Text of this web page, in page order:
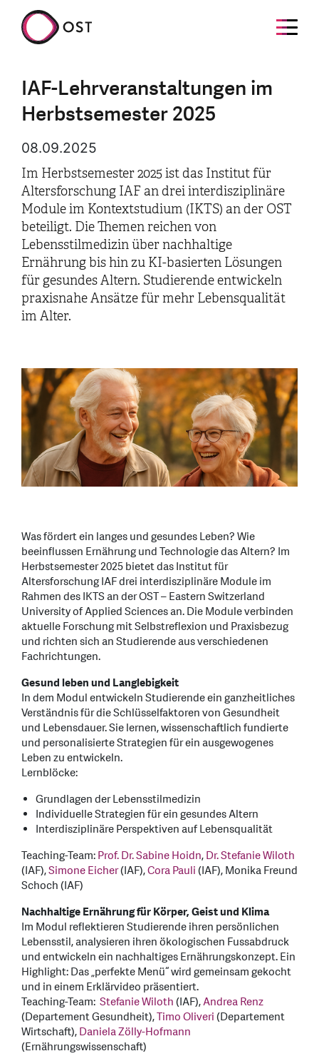
IAF-Lehrveranstaltungen im
Herbstsemester 2025
08.09.2025
Im Herbstsemester 2025 ist das Institut für
Altersforschung IAF an drei interdisziplinäre
Module im Kontextstudium (IKTS) an der OST
beteiligt. Die Themen reichen von
Lebensstilmedizin über nachhaltige
Ernährung bis hin zu KI-basierten Lösungen
für gesundes Altern. Studierende entwickeln
praxisnahe Ansätze für mehr Lebensqualität
im Alter.
Was fördert ein langes und gesundes Leben? Wie
beeinflussen Ernährung und Technologie das Altern? Im
Herbstsemester 2025 bietet das Institut für
Altersforschung IAF drei interdisziplinäre Module im
Rahmen des IKTS an der OST – Eastern Switzerland
University of Applied Sciences an. Die Module verbinden
aktuelle Forschung mit Selbstreflexion und Praxisbezug
und richten sich an Studierende aus verschiedenen
Fachrichtungen.
Gesund leben und Langlebigkeit
In dem Modul entwickeln Studierende ein ganzheitliches
Verständnis für die Schlüsselfaktoren von Gesundheit
und Lebensdauer. Sie lernen, wissenschaftlich fundierte
und personalisierte Strategien für ein ausgewogenes
Leben zu entwickeln.
Lernblöcke:
Grundlagen der Lebensstilmedizin
Individuelle Strategien für ein gesundes Altern
Interdisziplinäre Perspektiven auf Lebensqualität
Teaching-Team:Prof. Dr. Sabine Hoidn,Dr. Stefanie Wiloth
(IAF),Simone Eicher(IAF),Cora Pauli(IAF), Monika Freund
Schoch (IAF)
Nachhaltige Ernährung für Körper, Geist und Klima
Im Modul reflektieren Studierende ihren persönlichen
Lebensstil, analysieren ihren ökologischen Fussabdruck
und entwickeln ein nachhaltiges Ernährungskonzept. Ein
Highlight: Das „perfekte Menü“ wird gemeinsam gekocht
und in einem Erklärvideo präsentiert.
Teaching-Team: Stefanie Wiloth(IAF),Andrea Renz
(Departement Gesundheit),Timo Oliveri(Departement
Wirtschaft),Daniela Zölly-Hofmann
(Ernährungswissenschaft)